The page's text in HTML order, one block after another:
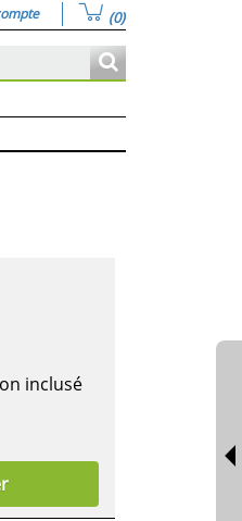
(0)
inclusé